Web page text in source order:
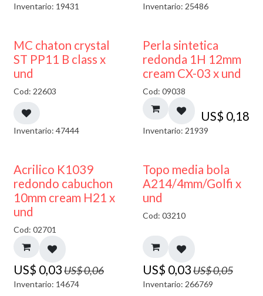
Inventario: 19431 Inventario: 25486
MC chaton crystal
ST PP11 B class x
und
Cod: 22603
Inventario: 47444
Perla sintetica
redonda 1H 12mm
cream CX-03 x und
Cod: 09038
US$ 0,18
Inventario: 21939
50% DESCUENTO
Acrilico K1039
redondo cabuchon
10mm cream H21 x
und
Cod: 02701
US$ 0,03US$0,06
Inventario: 14674
40% DESCUENTO
Topo media bola
A214/4mm/Golfi x
und
Cod: 03210
US$ 0,03US$0,05
Inventario: 266769